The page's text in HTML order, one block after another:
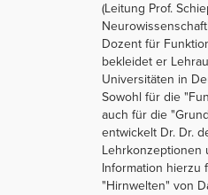
(Leitung Prof.
Dozent für
bekleidet er
Universitäten in
Sowohl für die
auch für die
entwickelt Dr. Dr.
Lehrkonzeptionen
Information hierzu
"Hirnwelten" von